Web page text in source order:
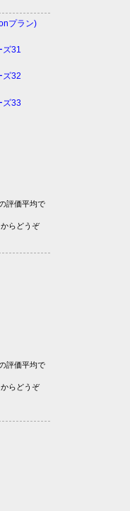
プラン)
ズ31
ズ32
ズ33
評価平均で
からどうぞ
評価平均で
からどうぞ